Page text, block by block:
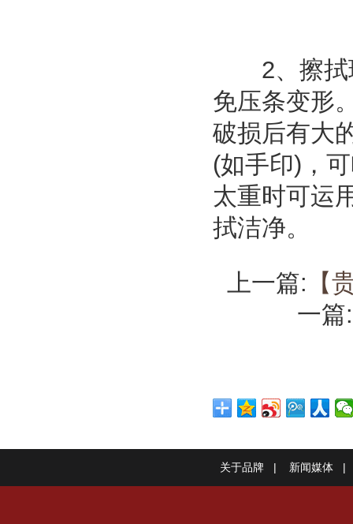
2、擦拭玻
免压条变形
破损后有大
(如手印)，
太重时可运
拭洁净。
上一篇: 【
一篇:
关于品牌 | 新闻媒体 |